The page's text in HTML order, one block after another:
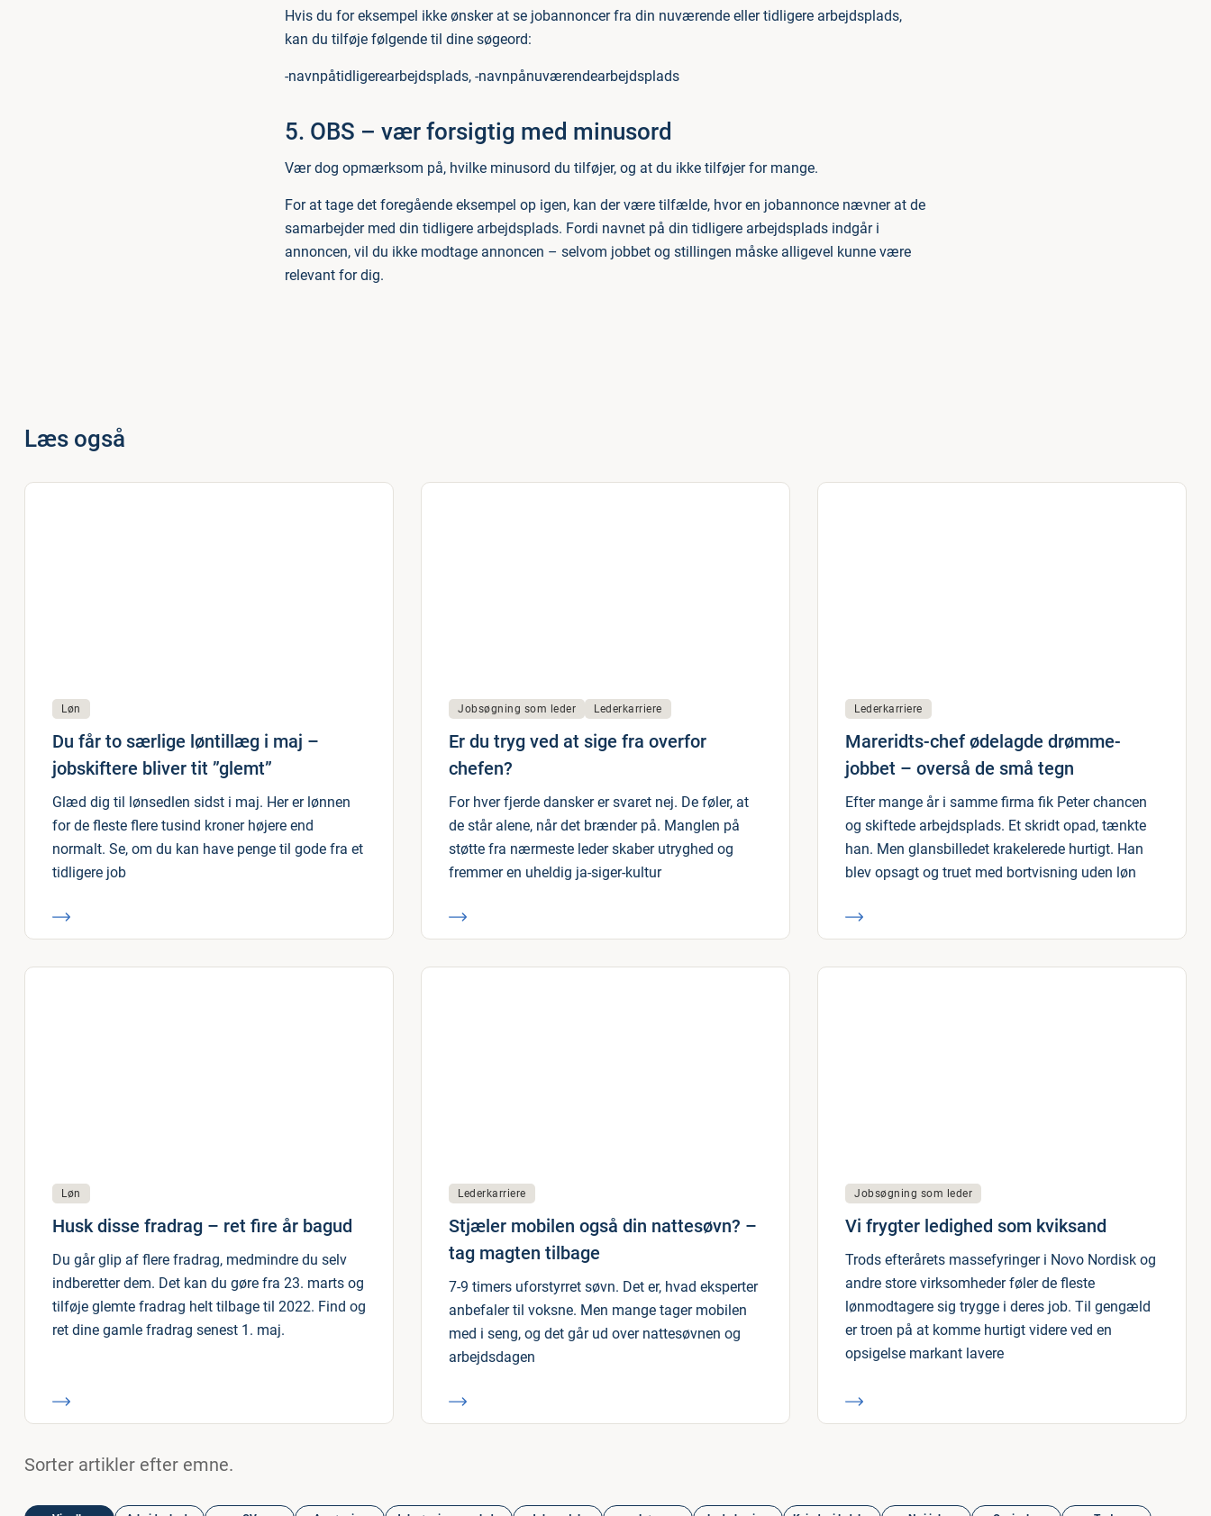
Hvis du for eksempel ikke ønsker at se jobannoncer fra din nuværende eller tidligere arbejdsplads,
kan du tilføje følgende til dine søgeord:
-navnpåtidligerearbejdsplads, -navnpånuværendearbejdsplads
5. OBS – vær forsigtig med minusord
Vær dog opmærksom på, hvilke minusord du tilføjer, og at du ikke tilføjer for mange.
For at tage det foregående eksempel op igen, kan der være tilfælde, hvor en jobannonce nævner at de
samarbejder med din tidligere arbejdsplads. Fordi navnet på din tidligere arbejdsplads indgår i
annoncen, vil du ikke modtage annoncen – selvom jobbet og stillingen måske alligevel kunne være
relevant for dig.
Læs også
Løn
Du får to særlige løntillæg i maj –
jobskiftere bliver tit ”glemt”
Glæd dig til lønsedlen sidst i maj. Her er lønnen
for de fleste flere tusind kroner højere end
normalt. Se, om du kan have penge til gode fra et
tidligere job
Jobsøgning som leder Lederkarriere
Er du tryg ved at sige fra overfor
chefen?
For hver fjerde dansker er svaret nej. De føler, at
de står alene, når det brænder på. Manglen på
støtte fra nærmeste leder skaber utryghed og
fremmer en uheldig ja-siger-kultur
Lederkarriere
Mareridts-chef ødelagde drømme-
jobbet – overså de små tegn
Efter mange år i samme firma fik Peter chancen
og skiftede arbejdsplads. Et skridt opad, tænkte
han. Men glansbilledet krakelerede hurtigt. Han
blev opsagt og truet med bortvisning uden løn
Løn
Husk disse fradrag – ret fire år bagud
Du går glip af flere fradrag, medmindre du selv
indberetter dem. Det kan du gøre fra 23. marts og
tilføje glemte fradrag helt tilbage til 2022. Find og
ret dine gamle fradrag senest 1. maj.
Lederkarriere
Stjæler mobilen også din nattesøvn? –
tag magten tilbage
7-9 timers uforstyrret søvn. Det er, hvad eksperter
anbefaler til voksne. Men mange tager mobilen
med i seng, og det går ud over nattesøvnen og
arbejdsdagen
Jobsøgning som leder
Vi frygter ledighed som kviksand
Trods efterårets massefyringer i Novo Nordisk og
andre store virksomheder føler de fleste
lønmodtagere sig trygge i deres job. Til gengæld
er troen på at komme hurtigt videre ved en
opsigelse markant lavere
Sorter artikler efter emne.